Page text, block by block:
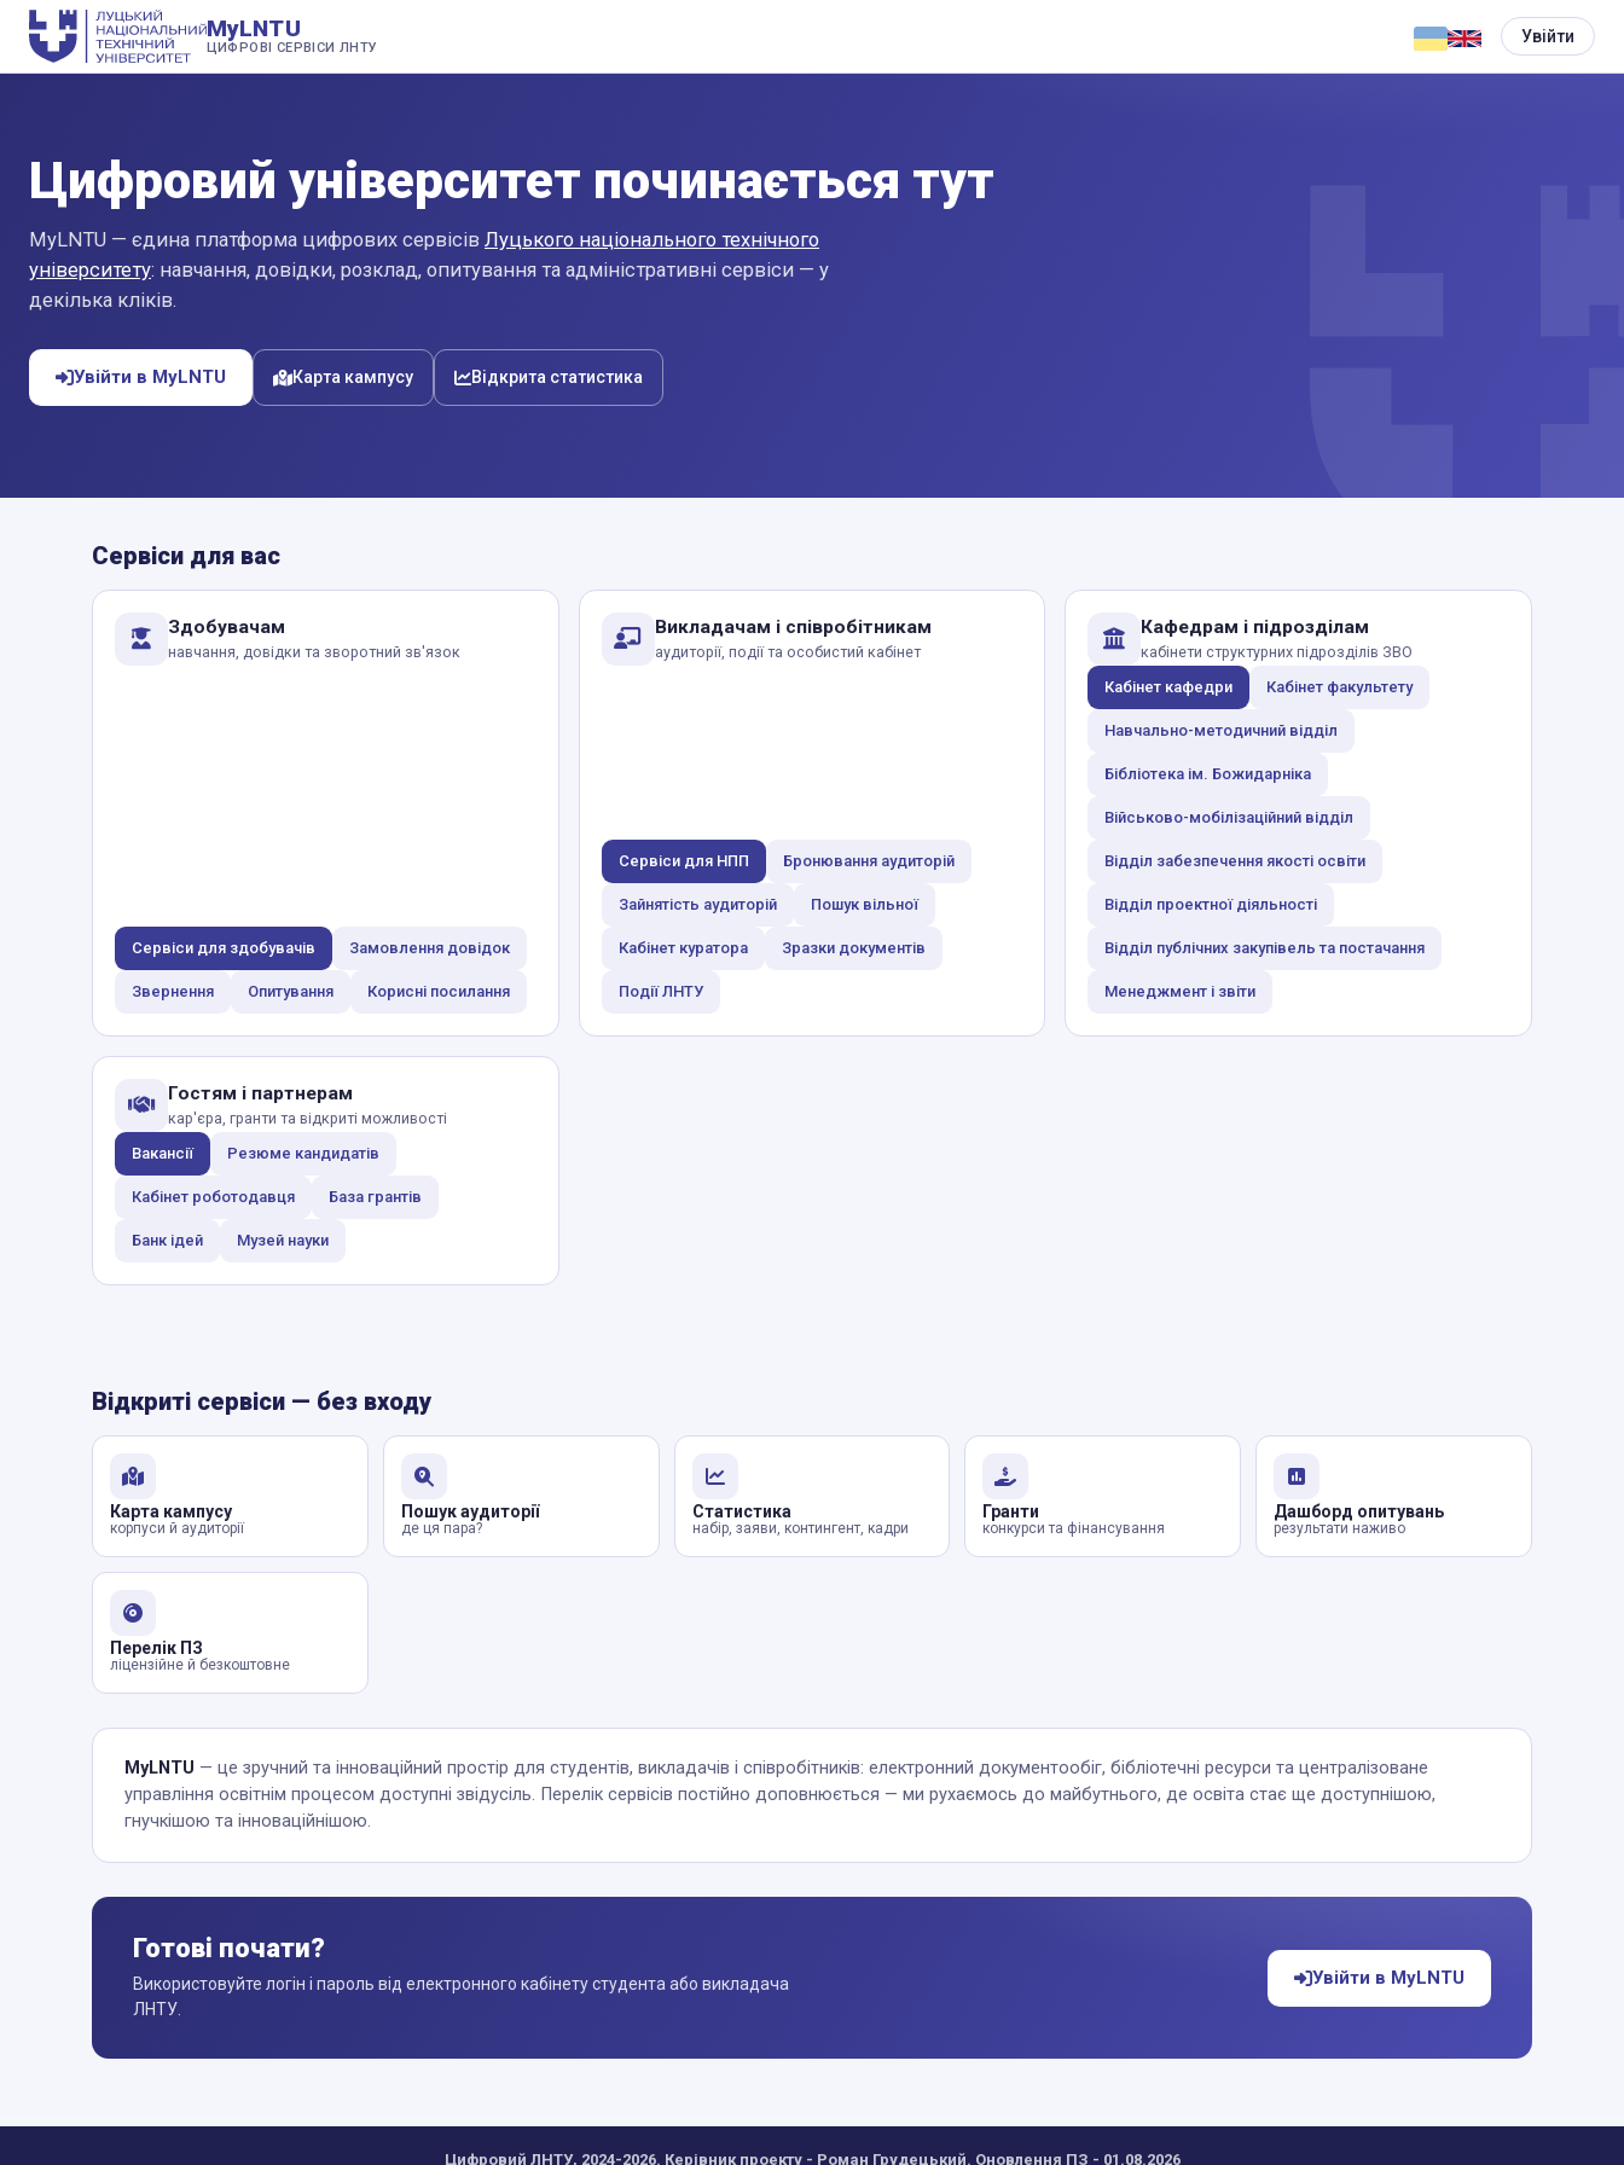
MyLNTU
ЦИФРОВІ СЕРВІСИ ЛНТУ
Увійти
Цифровий університет починається тут
MyLNTU — єдина платформа цифрових сервісів Луцького національного технічного
університету: навчання, довідки, розклад, опитування та адміністративні сервіси — у
декілька кліків.
Увійти в MyLNTU Карта кампусу Відкрита статистика
Сервіси для вас
Здобувачам
навчання, довідки та зворотний зв'язок
Сервіси для здобувачів Замовлення довідок
Звернення Опитування Корисні посилання
Викладачам і співробітникам
аудиторії, події та особистий кабінет
Сервіси для НПП Бронювання аудиторій
Зайнятість аудиторій Пошук вільної
Кабінет куратора Зразки документів
Події ЛНТУ
Кафедрам і підрозділам
кабінети структурних підрозділів ЗВО
Кабінет кафедри
Кабінет факультету
Навчально-методичний відділ
Бібліотека ім. Божидарніка
Військово-мобілізаційний відділ
Відділ забезпечення якості освіти
Відділ проектної діяльності
Відділ публічних закупівель та постачання
Менеджмент і звіти
Гостям і партнерам
кар'єра, гранти та відкриті можливості
Вакансії
Резюме кандидатів
Кабінет роботодавця База грантів
Банк ідей Музей науки
Відкриті сервіси — без входу
Карта кампусу
корпуси й аудиторії
Пошук аудиторії
де ця пара?
Статистика
набір, заяви, контингент, кадри
Гранти
конкурси та фінансування
Дашборд опитувань
результати наживо
Перелік ПЗ
ліцензійне й безкоштовне
MyLNTU — це зручний та інноваційний простір для студентів, викладачів і співробітників: електронний документообіг, бібліотечні ресурси та централізоване
управління освітнім процесом доступні звідусіль. Перелік сервісів постійно доповнюється — ми рухаємось до майбутнього, де освіта стає ще доступнішою,
гнучкішою та інноваційнішою.
Готові почати?
Використовуйте логін і пароль від електронного кабінету студента або викладача
ЛНТУ.
Увійти в MyLNTU
Цифровий ЛНТУ, 2024-2026. Керівник проекту - Роман Грудецький. Оновлення ПЗ - 01.08.2026